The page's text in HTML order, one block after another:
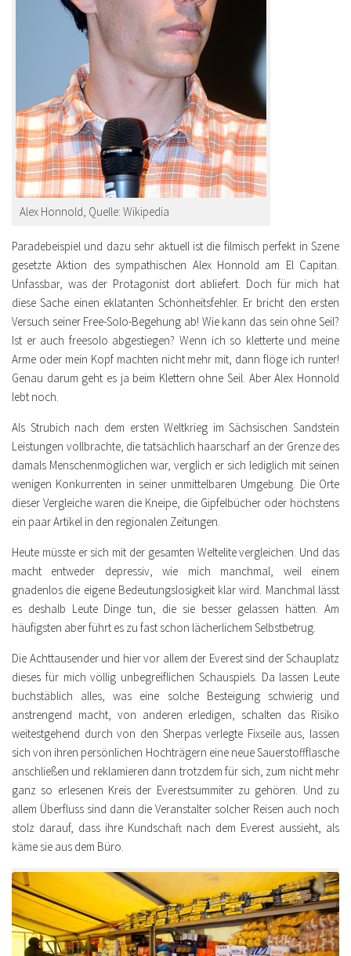
Alex Honnold, Quelle: Wikipedia
Paradebeispiel und dazu sehr aktuell ist die filmisch perfekt in Szene
gesetzte Aktion des sympathischen Alex Honnold am El Capitan.
Unfassbar, was der Protagonist dort abliefert. Doch für mich hat
diese Sache einen eklatanten Schönheitsfehler. Er bricht den ersten
Versuch seiner Free-Solo-Begehung ab! Wie kann das sein ohne Seil?
Ist er auch freesolo abgestiegen? Wenn ich so kletterte und meine
Arme oder mein Kopf machten nicht mehr mit, dann flöge ich runter!
Genau darum geht es ja beim Klettern ohne Seil. Aber Alex Honnold
lebt noch.
Als Strubich nach dem ersten Weltkrieg im Sächsischen Sandstein
Leistungen vollbrachte, die tatsächlich haarscharf an der Grenze des
damals Menschenmöglichen war, verglich er sich lediglich mit seinen
wenigen Konkurrenten in seiner unmittelbaren Umgebung. Die Orte
dieser Vergleiche waren die Kneipe, die Gipfelbücher oder höchstens
ein paar Artikel in den regionalen Zeitungen.
Heute müsste er sich mit der gesamten Weltelite vergleichen. Und das
macht entweder depressiv, wie mich manchmal, weil einem
gnadenlos die eigene Bedeutungslosigkeit klar wird. Manchmal lässt
es deshalb Leute Dinge tun, die sie besser gelassen hätten. Am
häufigsten aber führt es zu fast schon lächerlichem Selbstbetrug.
Die Achttausender und hier vor allem der Everest sind der Schauplatz
dieses für mich völlig unbegreiflichen Schauspiels. Da lassen Leute
buchstäblich alles, was eine solche Besteigung schwierig und
anstrengend macht, von anderen erledigen, schalten das Risiko
weitestgehend durch von den Sherpas verlegte Fixseile aus, lassen
sich von ihren persönlichen Hochträgern eine neue Sauerstoffflasche
anschließen und reklamieren dann trotzdem für sich, zum nicht mehr
ganz so erlesenen Kreis der Everestsummiter zu gehören. Und zu
allem Überfluss sind dann die Veranstalter solcher Reisen auch noch
stolz darauf, dass ihre Kundschaft nach dem Everest aussieht, als
käme sie aus dem Büro.